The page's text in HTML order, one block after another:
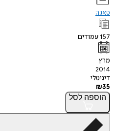
סאגה
157עמודים
מרץ
2014
דיגיטלי
₪35
הוספה לסל